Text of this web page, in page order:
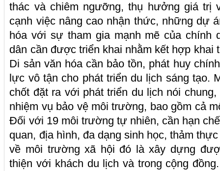
thác và chiêm ngưỡng, thụ hưởng giá trị
cạnh việc nâng cao nhận thức, những dự
hóa với sự tham gia mạnh mẽ của chính
dân cần được triển khai nhằm kết hợp khai
Di sản văn hóa cần bảo tồn, phát huy
lực vô tận cho phát triển du lịch sáng tạo.
chốt đặt ra với phát triển du lịch nói
nhiệm vụ bảo vệ môi trường, bao gồm cả
Đối với 19 môi trường tự nhiên, cần hạn
quan, địa hình, đa dạng sinh học, thảm
về môi trường xã hội đó là xây dựng
thiện với khách du lịch và trong cộng